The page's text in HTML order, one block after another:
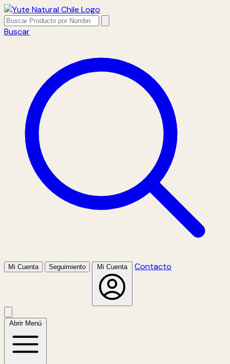
Buscar
Mi Cuenta Seguimiento Mi Cuenta Contacto
Abrir Menú